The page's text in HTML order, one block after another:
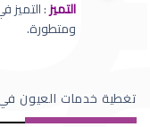
التميز: التميز
ومتطورة.
تغطية خدمات العيون